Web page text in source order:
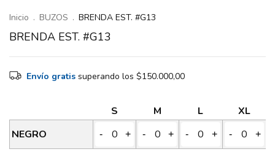
Inicio . BUZOS . BRENDA EST. #G13
BRENDA EST. #G13
Envío gratis superando los $150.000,00
S M L
XL
NEGRO
- + - + - + - +